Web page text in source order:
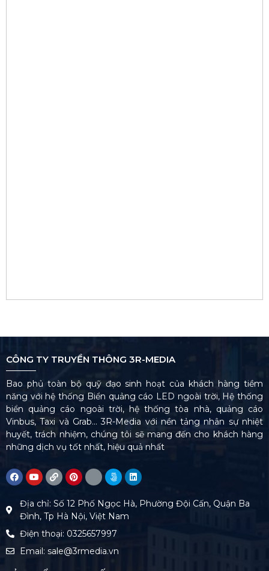
CÔNG TY TRUYỀN THÔNG 3R-MEDIA
Bao phủ toàn bộ quỹ đạo sinh hoạt của khách hàng tiềm
năng với hệ thống Biển quảng cáo LED ngoài trời, Hệ thống
biển quảng cáo ngoài trời, hệ thống tòa nhà, quảng cáo
Vinbus, Taxi và Grab… 3R-Media với nền tảng nhân sự nhiệt
huyết, trách nhiệm, chúng tôi sẽ mang đến cho khách hàng
những dịch vụ tốt nhất, hiệu quả nhất
Địa chỉ: Số 12 Phố Ngọc Hà, Phường Đội Cấn, Quận Ba
Đình, Tp Hà Nội, Việt Nam
Điện thoại: 0325657997
Email: sale@3rmedia.vn